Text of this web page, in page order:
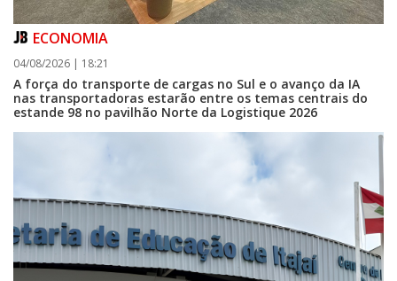
ECONOMIA
04/08/2026 | 18:21
A força do transporte de cargas no Sul e o avanço da IA
nas transportadoras estarão entre os temas centrais do
estande 98 no pavilhão Norte da Logistique 2026